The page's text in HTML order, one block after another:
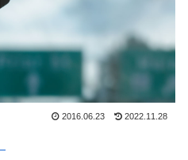
2016.06.23 2022.11.28